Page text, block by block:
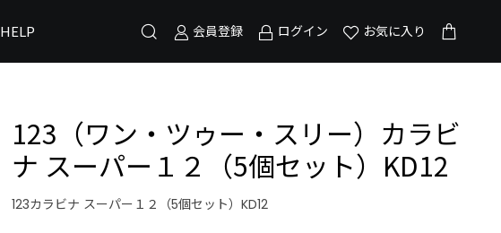
HELP 会員登録 ログイン お気に入り
123（ワン・ツゥー・スリー）カラビ
ナ スーパー１２（5個セット）KD12
123カラビナ スーパー１２（5個セット）KD12